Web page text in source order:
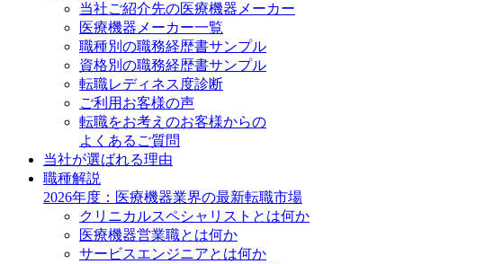
当社ご紹介先の医療機器メーカー
医療機器メーカー一覧
職種別の職務経歴書サンプル
資格別の職務経歴書サンプル
転職レディネス度診断
ご利用お客様の声
転職をお考えのお客様からの
よくあるご質問
当社が選ばれる理由
職種解説
2026年度：医療機器業界の最新転職市場
クリニカルスペシャリストとは何か
医療機器営業職とは何か
サービスエンジニアとは何か